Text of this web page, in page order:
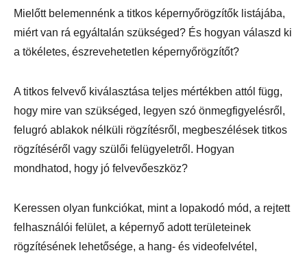
Mielőtt belemennénk a titkos képernyőrögzítők listájába,
miért van rá egyáltalán szükséged? És hogyan válaszd ki
a tökéletes, észrevehetetlen képernyőrögzítőt?
A titkos felvevő kiválasztása teljes mértékben attól függ,
hogy mire van szükséged, legyen szó önmegfigyelésről,
felugró ablakok nélküli rögzítésről, megbeszélések titkos
rögzítéséről vagy szülői felügyeletről. Hogyan
mondhatod, hogy jó felvevőeszköz?
Keressen olyan funkciókat, mint a lopakodó mód, a rejtett
felhasználói felület, a képernyő adott területeinek
rögzítésének lehetősége, a hang- és videofelvétel,